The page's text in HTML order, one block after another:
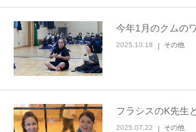
今年1月のクムの
2025.10.18 その他
フラシスのK先生
2025.07.22 その他
お問い合わせ